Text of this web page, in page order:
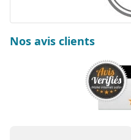
Nos avis clients